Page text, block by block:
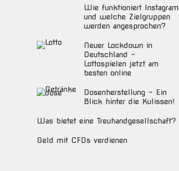
Wie funktioniert Instagram
und welche Zielgruppen
werden angesprochen?
Neuer Lockdown in
Deutschland –
Lottospielen jetzt am
besten online
Dosenherstellung – Ein
Blick hinter die Kulissen!
Was bietet eine Treuhandgesellschaft?
Geld mit CFDs verdienen